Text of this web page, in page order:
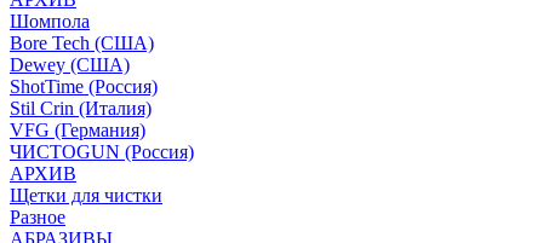
Шомпола
Bore Tech (США)
Dewey (США)
ShotTime (Россия)
Stil Crin (Италия)
VFG (Германия)
ЧИСТОGUN (Россия)
АРХИВ
Щетки для чистки
Разное
АБРАЗИВЫ